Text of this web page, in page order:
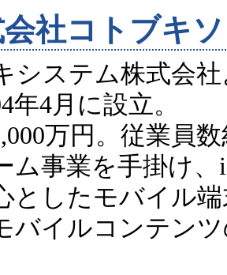
会社コトブキ
システム株式会
年4月に設立。
万円。従業員
ム事業を手掛け
としたモバイル
バイルコンテン